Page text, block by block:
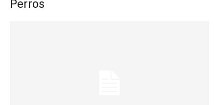
Perros